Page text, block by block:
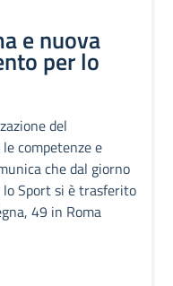
e nuova
per lo
del
competenze e
che dal giorno
Sport si è trasferito
49 in Roma